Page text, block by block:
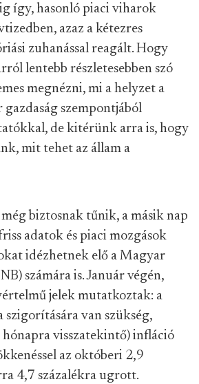
így, hasonló piaci viharok
azaz a kétezres
zuhanással reagált. Hogy
lentebb részletesebben szó
megnézni, mi a helyzet a
szempontjából
de kitérünk arra is, hogy
mit tehet az állam a
biztosnak tűnik, a másik nap
adatok és piaci mozgások
idézhetnek elő a Magyar
számára is. Január végén,
jelek mutatkoztak: a
van szükség,
hónapra visszatekintő) infláció
az októberi 2,9
4,7 százalékra ugrott.